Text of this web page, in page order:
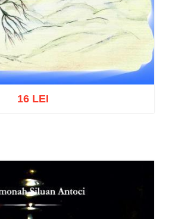
16 LEI